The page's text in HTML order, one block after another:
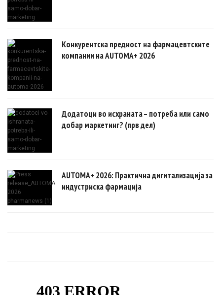
Конкурентска предност на фармацевтските
компании на AUTOMA+ 2026
Додатоци во исхраната – потреба или само
добар маркетинг? (прв дел)
AUTOMA+ 2026: Практична дигитализација за
индустриска фармација